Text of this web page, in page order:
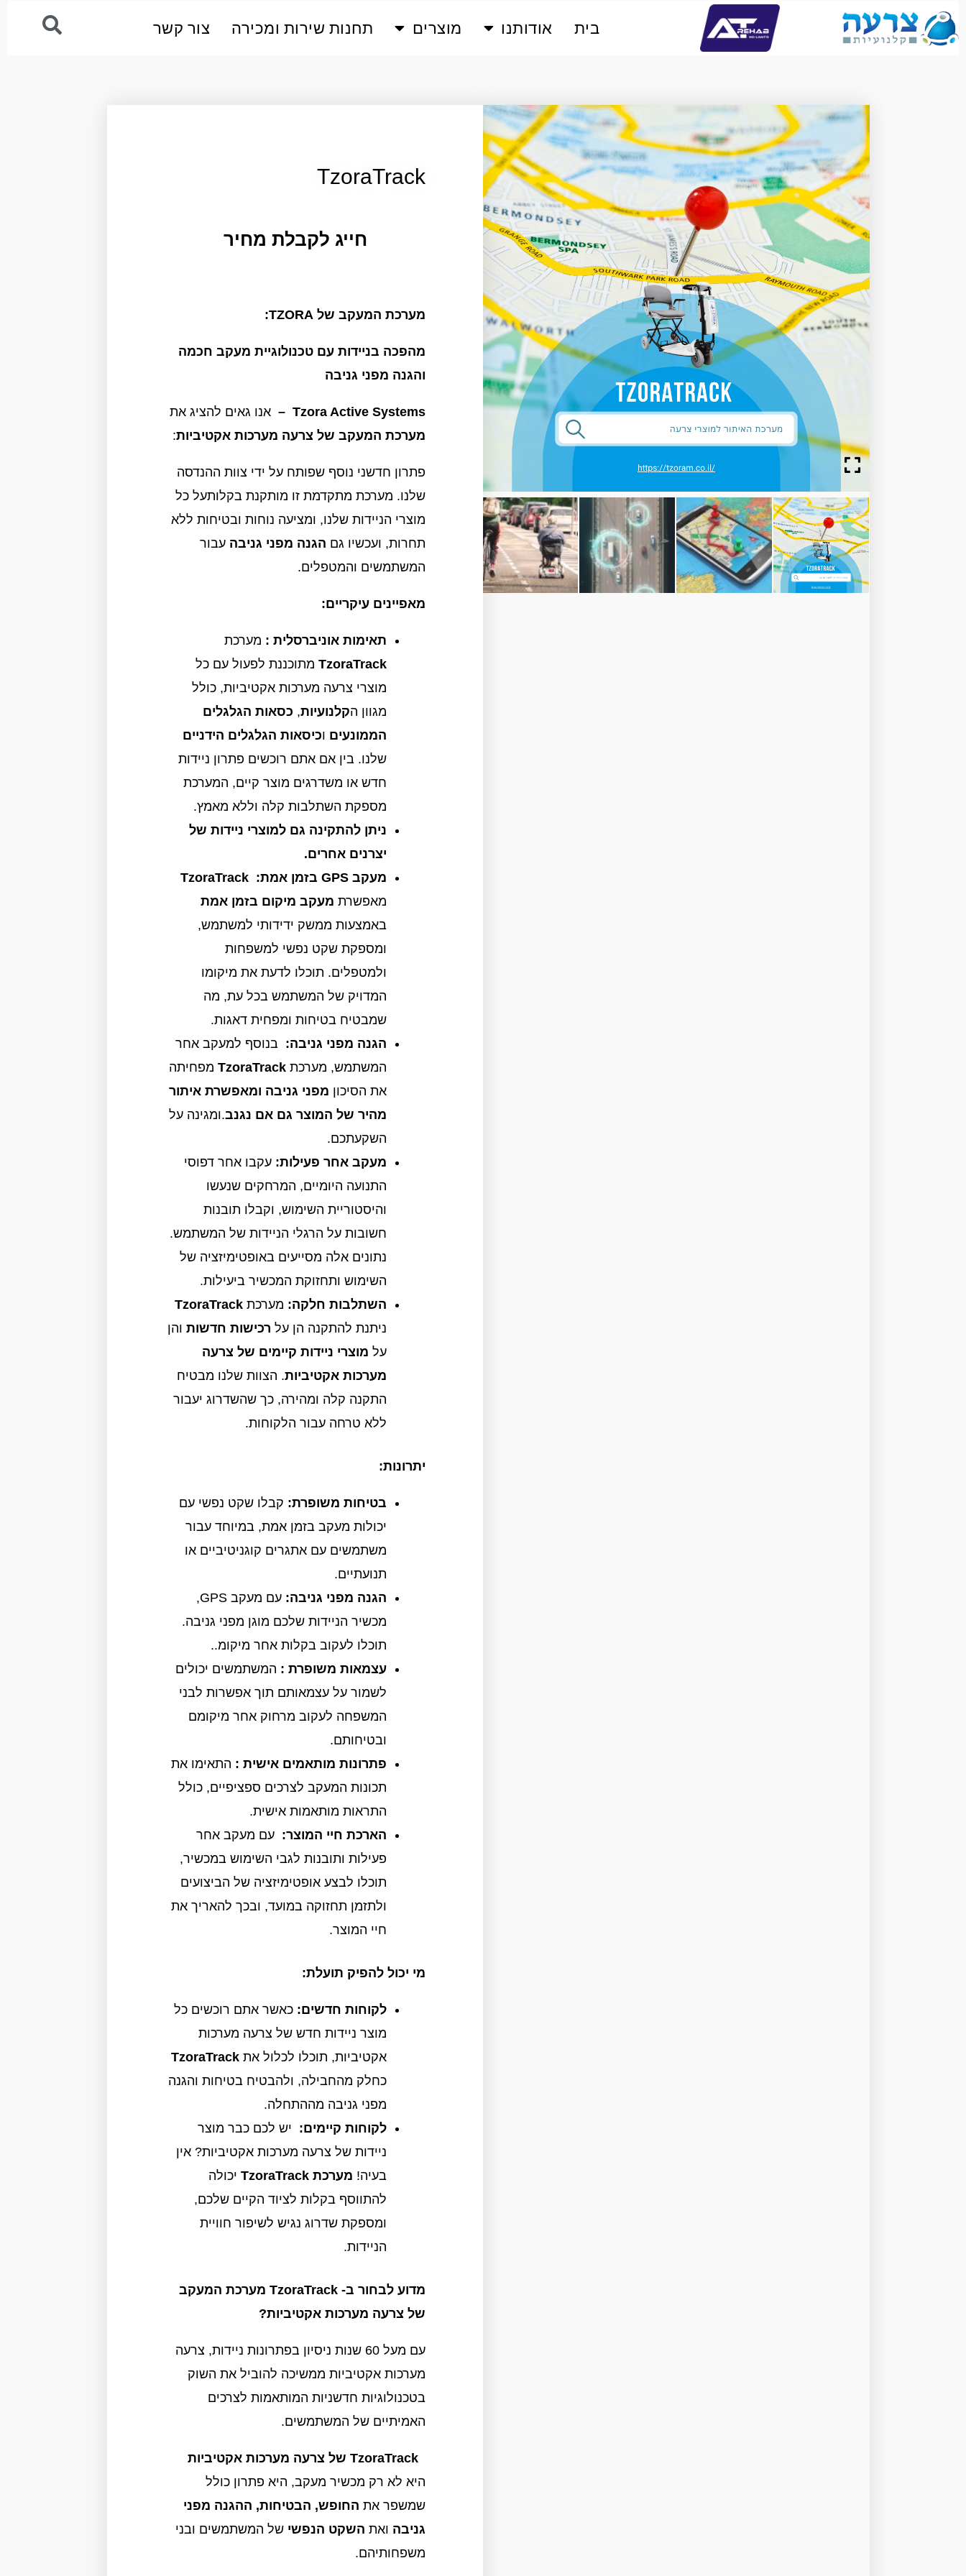
בית אודותנו מוצרים תחנות שירות ומכירה צור קשר
TzoraTrack
חייג לקבלת מחיר
מערכת המעקב של TZORA:
מהפכה בניידות עם טכנולוגיית מעקב חכמה
והגנה מפני גניבה
Tzora Active Systems –
אנו גאים להציג את
מערכת המעקב של צרעה מערכות אקטיביות:
פתרון חדשני נוסף שפותח על ידי צוות ההנדסה
שלנו. מערכת מתקדמת זו מותקנת בקלותעל כל
מוצרי הניידות שלנו, ומציעה נוחות ובטיחות ללא
תחרות, ועכשיו גם הגנה מפני גניבה עבור
המשתמשים והמטפלים.
מאפיינים עיקריים:
תאימות אוניברסלית : מערכת
TzoraTrack מתוכננת לפעול עם כל
מוצרי צרעה מערכות אקטיביות, כולל
מגוון הקלנועיות, כסאות הגלגלים
הממונעים וכיסאות הגלגלים הידניים
שלנו. בין אם אתם רוכשים פתרון ניידות
חדש או משדרגים מוצר קיים, המערכת
מספקת השתלבות קלה וללא מאמץ.
ניתן להתקינה גם למוצרי ניידות של
יצרנים אחרים.
מעקב GPS בזמן אמת:
TzoraTrack
מאפשרת מעקב מיקום בזמן אמת
באמצעות ממשק ידידותי למשתמש,
ומספקת שקט נפשי למשפחות
ולמטפלים. תוכלו לדעת את מיקומו
המדויק של המשתמש בכל עת, מה
שמבטיח בטיחות ומפחית דאגות.
הגנה מפני גניבה: בנוסף למעקב אחר
המשתמש, מערכת TzoraTrack מפחיתה
את הסיכון מפני גניבה ומאפשרת איתור
מהיר של המוצר גם אם נגנב.ומגינה על
השקעתכם.
מעקב אחר פעילות: עקבו אחר דפוסי
התנועה היומיים, המרחקים שנעשו
והיסטוריית השימוש, וקבלו תובנות
חשובות על הרגלי הניידות של המשתמש.
נתונים אלה מסייעים באופטימיזציה של
השימוש ותחזוקת המכשיר ביעילות.
השתלבות חלקה: מערכת TzoraTrack
ניתנת להתקנה הן על רכישות חדשות והן
על מוצרי ניידות קיימים של צרעה
מערכות אקטיביות. הצוות שלנו מבטיח
התקנה קלה ומהירה, כך שהשדרוג יעבור
ללא טרחה עבור הלקוחות.
יתרונות:
בטיחות משופרת: קבלו שקט נפשי עם
יכולות מעקב בזמן אמת, במיוחד עבור
משתמשים עם אתגרים קוגניטיביים או
תנועתיים.
הגנה מפני גניבה:
עם מעקב GPS,
מכשיר הניידות שלכם מוגן מפני גניבה.
תוכלו לעקוב בקלות אחר מיקומ..
עצמאות משופרת : המשתמשים יכולים
לשמור על עצמאותם תוך אפשרות לבני
המשפחה לעקוב מרחוק אחר מיקומם
ובטיחותם.
פתרונות מותאמים אישית : התאימו את
תכונות המעקב לצרכים ספציפיים, כולל
התראות מותאמות אישית.
הארכת חיי המוצר: עם מעקב אחר
פעילות ותובנות לגבי השימוש במכשיר,
תוכלו לבצע אופטימיזציה של הביצועים
ולתזמן תחזוקה במועד, ובכך להאריך את
חיי המוצר.
מי יכול להפיק תועלת:
לקוחות חדשים: כאשר אתם רוכשים כל
מוצר ניידות חדש של צרעה מערכות
אקטיביות, תוכלו לכלול את TzoraTrack
כחלק מהחבילה, ולהבטיח בטיחות והגנה
מפני גניבה מההתחלה.
לקוחות קיימים: יש לכם כבר מוצר
ניידות של צרעה מערכות אקטיביות? אין
בעיה! מערכת TzoraTrack
יכולה
להתווסף בקלות לציוד הקיים שלכם,
ומספקת שדרוג נגיש לשיפור חוויית
הניידות.
מדוע לבחור ב- TzoraTrack מערכת המעקב
של צרעה מערכות אקטיביות?
עם מעל 60 שנות ניסיון בפתרונות ניידות, צרעה
מערכות אקטיביות ממשיכה להוביל את השוק
בטכנולוגיות חדשניות המותאמות לצרכים
האמיתיים של המשתמשים.
TzoraTrack של צרעה מערכות אקטיביות
היא לא רק מכשיר מעקב, היא פתרון כולל
שמשפר את החופש, הבטיחות, ההגנה מפני
גניבה ואת השקט הנפשי של המשתמשים ובני
משפחותיהם.